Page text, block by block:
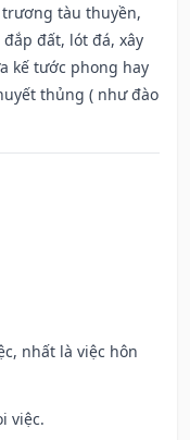
trương tàu thuyền,
đất, lót đá, xây
kế tước phong hay
thủng ( như đào
nhất là việc hôn
việc.